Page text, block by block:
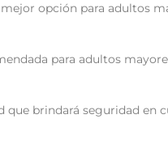
mejor opción para adultos
para adultos
que brindará seguridad en